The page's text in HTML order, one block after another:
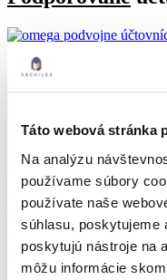
Táto webová stránka
Na analýzu
používame súbory
používate naše
súhlasu, poskytujeme
poskytujú nástroje na
môžu informácie
KONTAKTUJTE Nás
Máte záujemo
alebo vás
spolupráce?